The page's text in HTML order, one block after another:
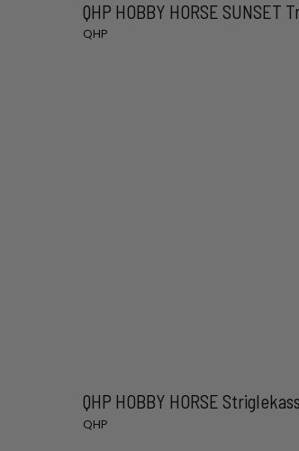
QHP HOBBY HORSE SUNSET
QHP
QHP HOBBY HORSE
QHP